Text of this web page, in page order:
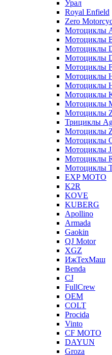
Урал
Royal Enfield
Zero
Мотоциклы
Мотоциклы
Мотоциклы
Мотоциклы
Мотоциклы
Мотоциклы
Мотоциклы
Мотоциклы
Мотоциклы
Мотоциклы
Трициклы
Мотоциклы
Мотоциклы
Мотоциклы
Мотоциклы
Мотоциклы
EXP MOTO
K2R
KOVE
KUBERG
Apollino
Armada
Gaokin
QJ Motor
XGZ
ИжТехМаш
Benda
CJ
FullCrew
OEM
COLT
Procida
Vinto
CF MOTO
DAYUN
Groza